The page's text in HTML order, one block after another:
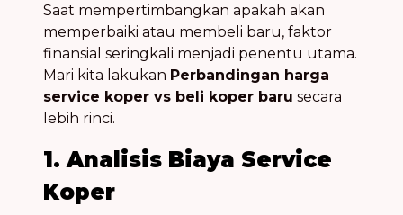
Saat mempertimbangkan apakah akan
memperbaiki atau membeli baru, faktor
finansial seringkali menjadi penentu utama.
Mari kita lakukan Perbandingan harga
service koper vs beli koper baru secara
lebih rinci.
1. Analisis Biaya Service
Koper